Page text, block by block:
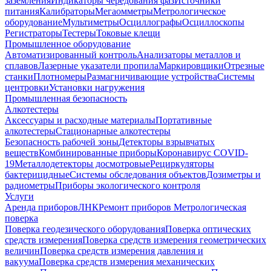
питанияКалибраторыМегаомметрыМетрологическое
оборудованиеМультиметрыОсциллографыОсциллоскопы
РегистраторыТестерыТоковые клещи
Промышленное оборудование
Автоматизированный контрольАнализаторы металлов и
сплавовЛазерные указатели пропилаМаркировщикиОтрезные
станкиПлотномерыРазмагничивающие устройстваСистемы
центровкиУстановки нагружения
Промышленная безопасность
Алкотестеры
Аксессуары и расходные материалыПортативные
алкотестерыСтационарные алкотестеры
Безопасность рабочей зоныДетекторы взрывчатых
веществКомбинированные приборыКоронавирус COVID-
19Металлодетекторы досмотровыеРециркуляторы
бактерицидныеСистемы обследования объектовДозиметры и
радиометрыПриборы экологического контроля
Услуги
Аренда приборовЛНКРемонт приборов Метрологическая
поверка
Поверка геодезического оборудованияПоверка оптических
средств измеренияПоверка средств измерения геометрических
величинПоверка средств измерения давления и
вакуумаПоверка средств измерения механических